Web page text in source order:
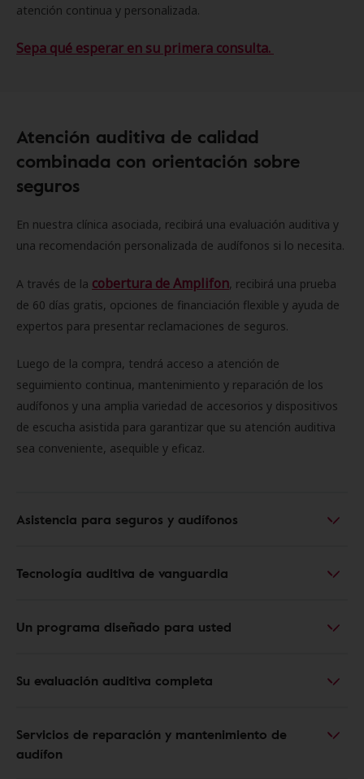
atención continua y personalizada.
Sepa qué esperar en su primera consulta.
Atención auditiva de calidad
combinada con orientación sobre
seguros
En nuestra clínica asociada, recibirá una evaluación auditiva y
una recomendación personalizada de audífonos si lo necesita.
A través de la cobertura de Amplifon, recibirá una prueba
de 60 días gratis, opciones de financiación flexible y ayuda de
expertos para presentar reclamaciones de seguros.
Luego de la compra, tendrá acceso a atención de
seguimiento continua, mantenimiento y reparación de los
audífonos y una amplia variedad de accesorios y dispositivos
de escucha asistida para garantizar que su atención auditiva
sea conveniente, asequible y eficaz.
Asistencia para seguros y audífonos
Tecnología auditiva de vanguardia
Un programa diseñado para usted
Su evaluación auditiva completa
Servicios de reparación y mantenimiento de
audífon